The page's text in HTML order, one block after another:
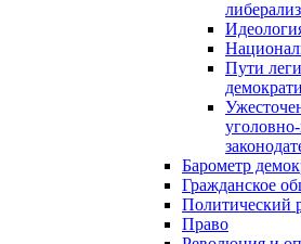
Пути
Барометр
Гражданское
Политический
Право